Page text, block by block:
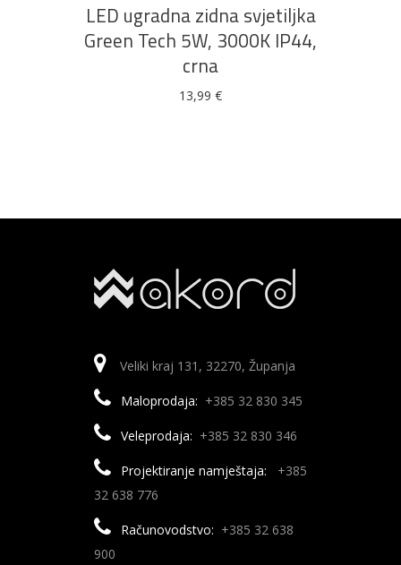
LED ugradna zidna svjetiljka
Green Tech 5W, 3000K IP44,
crna
13,99 €
Veliki kraj 131, 32270, Županja
Maloprodaja: +385 32 830 345
Veleprodaja: +385 32 830 346
Projektiranje namještaja:
+385
32 638 776
Računovodstvo: +385 32 638
900